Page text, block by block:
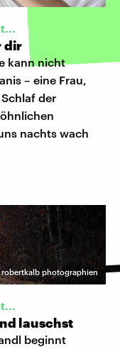
dir
kann nicht
– eine Frau,
der
nachts wach
photographien
lauschst
beginnt